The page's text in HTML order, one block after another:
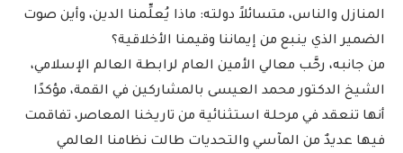
المنازل والناس، متسائلاً دولته: ماذا يُعلِّمنا الدين، وأين صوت
الضمير الذي ينبع من إيماننا وقيمنا الأخلاقية؟
من جانبه، رحَّب معالي الأمين العام لرابطة العالم الإسلامي،
الشيخ الدكتور محمد العيسى بالمشاركين في القمة، مؤكدًا
أنها تنعقد في مرحلة استثنائية من تاريخنا المعاصر، تفاقمت
فيها عديدٌ من المآسي والتحديات طالت نظامنا العالمي